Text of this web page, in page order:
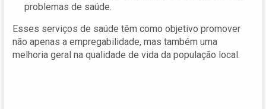
problemas de saúde.
Esses serviços de saúde têm como objetivo promover
não apenas a empregabilidade, mas também uma
melhoria geral na qualidade de vida da população local.